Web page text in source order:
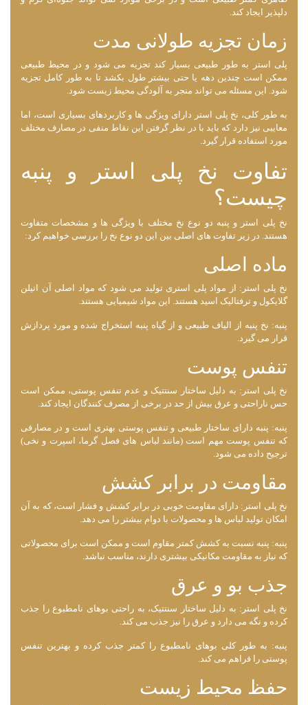
دلپذیر ایجاد کند.
زمان تجزیه طولانی مدت
پلی استر به طور طبیعی بسیار کند تجزیه می ‌شود و در محیط طبیعی
ممکن است چندین دهه یا حتی بیشتر طول بکشد تا به طور کامل تجزیه
شود. این مسئله می ‌تواند منجر به آلودگی محیط زیست شود.
به طور کلی، نخ پلی استر دارای ویژگی ‌ها و کاربردهای بسیاری است، اما
معایبی نیز دارد که باید با در نظر گرفتن این نقاط منفی در مصارف مختلف
مورد استفاده قرار گیرد.
تفاوت نخ پلی استر و پنبه
چیست؟
نخ پلی استر و پنبه دو نوع نخ مختلف با ویژگی‌ ها و مشخصات متفاوت
هستند. در زیر تفاوت ‌های اصلی بین این دو نوع نخ را بررسی خواهیم کرد:
ماده اصلی
نخ پلی استر: از مواد پلی استری تولید می ‌شود که مواد اصلی آن اتیلن
گلایکول و ترفتالیک اسید هستند. این مواد شیمیایی هستند.
پنبه: نخ پنبه از الیاف طبیعی و از گیاه پنبه استخراج شده و مورد پردازش
قرار می گیرد.
تنفس پوست
نخ پلی استر: به دلیل ساختار سنتتیک و عدم تنفس پوستی، ممکن است
حس ناراحتی و عرق بیش از حد در برخی از مصرف ‌کنندگان ایجاد کند.
پنبه: پنبه دارای ساختار طبیعی و تنفس پوستی بهتری است و در مصارفی
که تنفس پوست مهم است (مانند لباس ‌های فصل گرما، اسپرت و نخی)
ترجیح داده می ‌شود.
مقاومت در برابر کشش
نخ پلی استر: دارای مقاومت خوبی در برابر کشش و فشار است، که به آن
امکان تولید لباس‌ ها و محصولات با دوام بیشتر را می ‌دهد.
پنبه: پنبه نسبت به کشش کمتر مقاوم است و ممکن است برای محصولاتی
که نیاز به مقاومت مکانیکی بیشتری دارند، مناسب نباشد.
جذب بو و عرق
نخ پلی استر: به دلیل ساختار سنتتیک، به راحتی بوهای نامطبوع را جذب
کرده و نگه می ‌دارد و عرق را نیز جذب می‌ کند.
پنبه: به طور کلی بوهای نامطبوع را کمتر جذب کرده و بهترین تنفس
پوستی را فراهم می‌ کند.
حفظ محیط زیست